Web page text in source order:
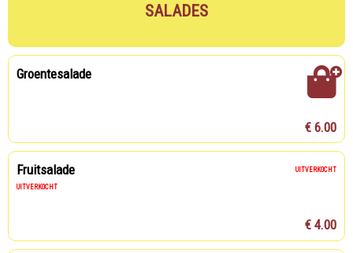
SALADES
Groentesalade
€ 6.00
Fruitsalade
UITVERKOCHT
UITVERKOCHT
€ 4.00